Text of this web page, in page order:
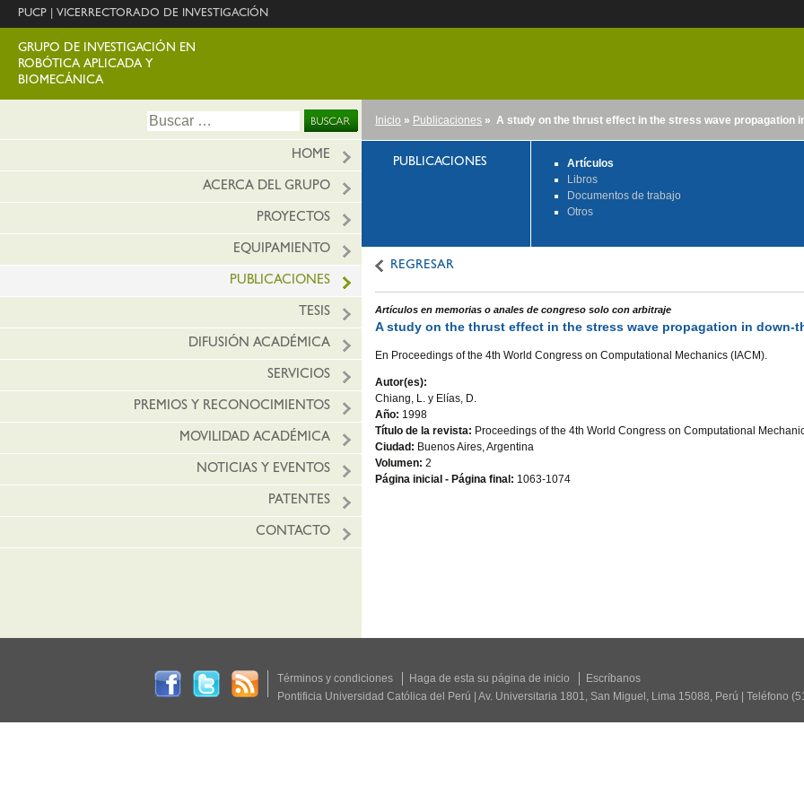
PUCP VICERRECTORADO DE INVESTIGACIÓN
GRUPO DE INVESTIGACIÓN EN
ROBÓTICA APLICADA Y
BIOMECÁNICA
Buscar:
HOME
ACERCA DEL GRUPO
PROYECTOS
EQUIPAMIENTO
PUBLICACIONES
TESIS
DIFUSIÓN ACADÉMICA
SERVICIOS
PREMIOS Y RECONOCIMIENTOS
MOVILIDAD ACADÉMICA
NOTICIAS Y EVENTOS
PATENTES
CONTACTO
Inicio » Publicaciones » A study on the thrust effect in the stress wave propagation
PUBLICACIONES
Artículos
Libros
Documentos de trabajo
Otros
REGRESAR
Artículos en memorias o anales de congreso solo con arbitraje
A study on the thrust effect in the stress wave propagation in down-
En Proceedings of the 4th World Congress on Computational Mechanics (IACM).
Autor(es):
Chiang, L. y Elías, D.
Año: 1998
Título de la revista: Proceedings of the 4th World Congress on Computational
Ciudad: Buenos Aires, Argentina
Volumen: 2
Página inicial - Página final: 1063-1074
Términos y condiciones Haga de esta su página de inicio
Escríbanos
Pontificia Universidad Católica del Perú | Av. Universitaria 1801, San Miguel, Lima 15088, Perú | Teléfono